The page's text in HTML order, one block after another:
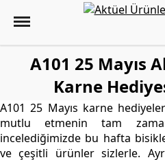
A101 25 Mayıs
Karne
A101 25 Mayıs karne
mutlu etmenin tam
incelediğimizde bu hafta
ve çeşitli ürünler sizlerle.